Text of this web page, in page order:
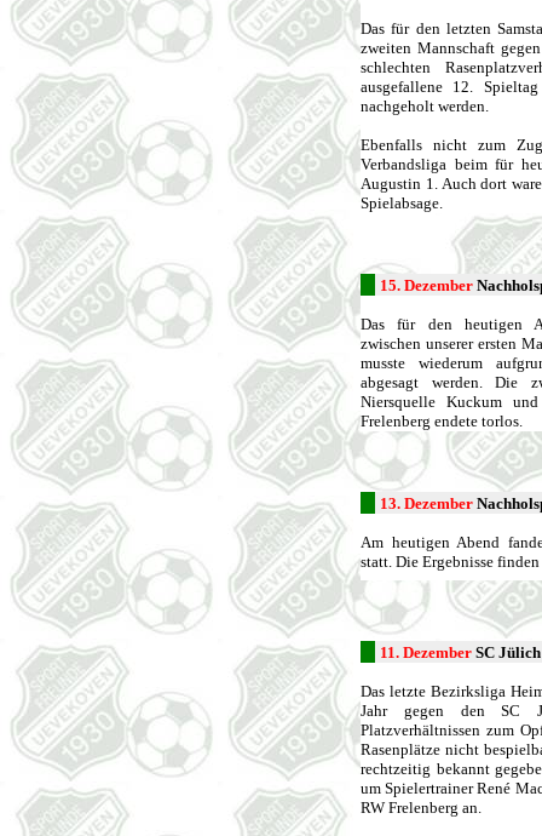
Das für den letzten
zweiten Mannschaft
schlechten
ausgefallene 12.
nachgeholt werden.
Ebenfalls nicht zum
Verbandsliga beim für
Augustin 1. Auch dort
Spielabsage.
15. Dezember
Das für den heutigen
zwischen unserer ersten
musste wiederum
abgesagt werden. Die
Niersquelle Kuckum
Frelenberg endete torlos.
13. Dezember
Am heutigen Abend
statt. Die Ergebnisse finden
11. Dezember SC
Das letzte Bezirksliga
Jahr gegen den SC
Platzverhältnissen zum
Rasenplätze nicht
rechtzeitig bekannt
um Spielertrainer René
RW Frelenberg an.